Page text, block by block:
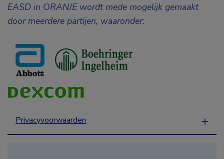
EASD in ORANJE wordt mede mogelijk gemaakt
door meerdere partijen, waaronder:
Privacyvoorwaarden